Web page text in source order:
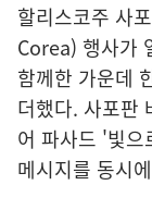
할리스코주 사
Corea) 행사가
함께한 가운데
더했다. 사포판
어 파사드 '빛으
메시지를 동시